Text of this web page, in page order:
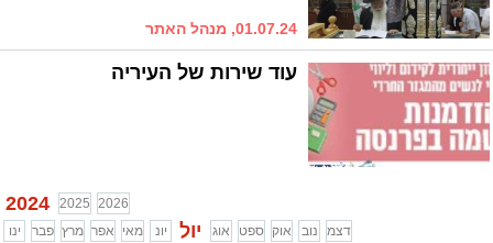
01.07.24, מנהל האתר
עוד שירות של העיריה
2024 2025 2026
ינו
פבר מרץ אפר מאי יונ יול אוג ספט אוק נוב
דצמ